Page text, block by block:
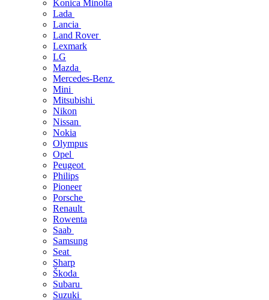
Konica Minolta
Lada
Lancia
Land Rover
Lexmark
LG
Mazda
Mercedes-Benz
Mini
Mitsubishi
Nikon
Nissan
Nokia
Olympus
Opel
Peugeot
Philips
Pioneer
Porsche
Renault
Rowenta
Saab
Samsung
Seat
Sharp
Škoda
Subaru
Suzuki